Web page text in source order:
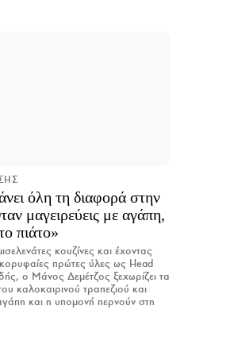
όλη τη διαφορά στην
μαγειρεύεις με αγάπη,
πιάτο»
κουζίνες και έχοντας
πρώτες ύλες ως Head
ο Μάνος Δεμέτζος ξεχωρίζει τα
καλοκαιρινού τραπεζιού και
αγάπη και η υπομονή περνούν στη